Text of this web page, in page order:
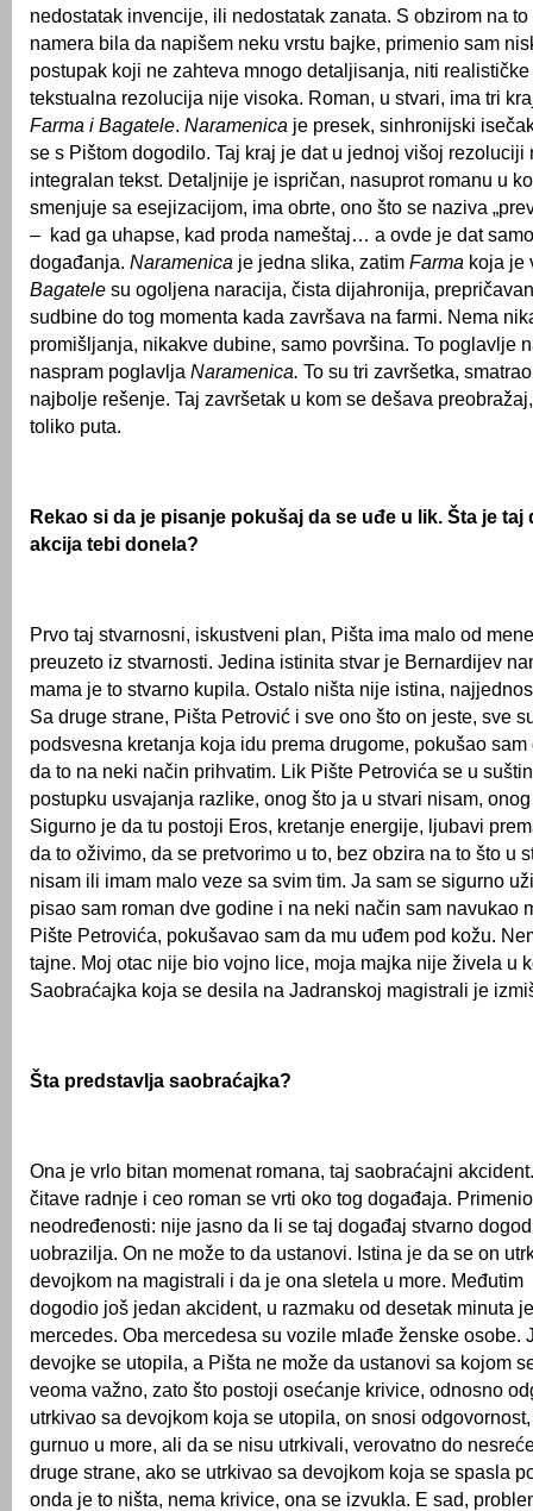
nedostatak invencije, ili nedostatak zanata. S obzirom na
namera bila da napišem neku vrstu bajke, primenio sam
postupak koji ne zahteva mnogo detaljisanja, niti
tekstualna rezolucija nije visoka. Roman, u stvari, ima tri
Farma i Bagatele. Naramenica je presek, sinhronijski
se s Pištom dogodilo. Taj kraj je dat u jednoj višoj rezoluciji
integralan tekst. Detaljnije je ispričan, nasuprot romanu u
smenjuje sa esejizacijom, ima obrte, ono što se naziva
– kad ga uhapse, kad proda nameštaj… a ovde je dat
događanja. Naramenica je jedna slika, zatim Farma koja je
Bagatele su ogoljena naracija, čista dijahronija,
sudbine do tog momenta kada završava na farmi. Nema
promišljanja, nikakve dubine, samo površina. To poglavlje
naspram poglavlja Naramenica. To su tri završetka,
najbolje rešenje. Taj završetak u kom se dešava
toliko puta.
Rekao si da je pisanje pokušaj da se uđe u lik. Šta je taj
akcija tebi donela?
Prvo taj stvarnosni, iskustveni plan, Pišta ima malo od
preuzeto iz stvarnosti. Jedina istinita stvar je Bernardijev
mama je to stvarno kupila. Ostalo ništa nije istina,
Sa druge strane, Pišta Petrović i sve ono što on jeste, sve
podsvesna kretanja koja idu prema drugome, pokušao
da to na neki način prihvatim. Lik Pište Petrovića se u
postupku usvajanja razlike, onog što ja u stvari nisam,
Sigurno je da tu postoji Eros, kretanje energije, ljubavi
da to oživimo, da se pretvorimo u to, bez obzira na to što u
nisam ili imam malo veze sa svim tim. Ja sam se sigurno
pisao sam roman dve godine i na neki način sam navukao
Pište Petrovića, pokušavao sam da mu uđem pod kožu.
tajne. Moj otac nije bio vojno lice, moja majka nije živela u
Saobraćajka koja se desila na Jadranskoj magistrali je
Šta predstavlja saobraćajka?
Ona je vrlo bitan momenat romana, taj saobraćajni
čitave radnje i ceo roman se vrti oko tog događaja.
neodređenosti: nije jasno da li se taj događaj stvarno
uobrazilja. On ne može to da ustanovi. Istina je da se on
devojkom na magistrali i da je ona sletela u more.
dogodio još jedan akcident, u razmaku od desetak minuta
mercedes. Oba mercedesa su vozile mlađe ženske osobe.
devojke se utopila, a Pišta ne može da ustanovi sa kojom
veoma važno, zato što postoji osećanje krivice, odnosno
utrkivao sa devojkom koja se utopila, on snosi
gurnuo u more, ali da se nisu utrkivali, verovatno do
druge strane, ako se utrkivao sa devojkom koja se spasla
onda je to ništa, nema krivice, ona se izvukla. E sad,